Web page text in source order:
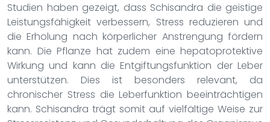
Studien haben gezeigt, dass Schisandra die geistige
Leistungsfähigkeit verbessern, Stress reduzieren und
die Erholung nach körperlicher Anstrengung fördern
kann. Die Pflanze hat zudem eine hepatoprotektive
Wirkung und kann die Entgiftungsfunktion der Leber
unterstützen. Dies ist besonders relevant, da
chronischer Stress die Leberfunktion beeinträchtigen
kann. Schisandra trägt somit auf vielfältige Weise zur